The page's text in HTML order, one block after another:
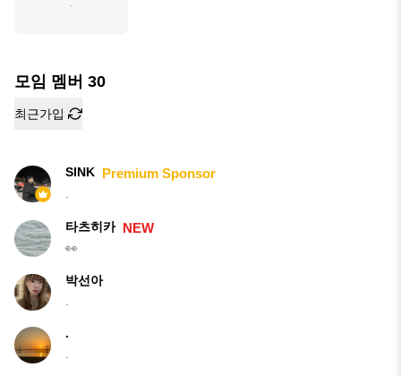
.
모임 멤버 30
최근가입
SINK Premium Sponsor
타츠히카 NEW
👀
박선아
.